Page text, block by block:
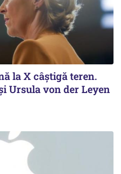
la X câștigă teren.
Ursula von der Leyen